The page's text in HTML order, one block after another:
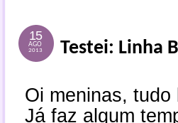
15
AGO
2013 Testei: Linha
Oi meninas, tudo
Já faz algum